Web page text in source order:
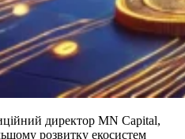
директор MN Capital,
розвитку екосистем